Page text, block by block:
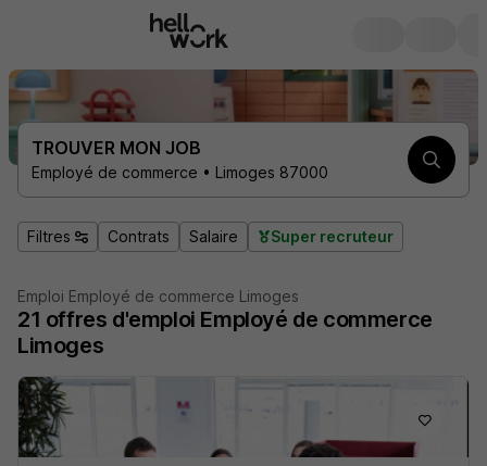
TROUVER MON JOB
Employé de commerce • Limoges 87000
Filtres Contrats Salaire Super recruteur
Emploi Employé de commerce Limoges
21 offres d'emploi Employé de commerce
Limoges